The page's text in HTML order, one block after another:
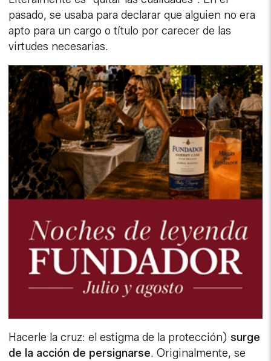
pasado, se usaba para declarar que alguien no era
apto para un cargo o título por carecer de las
virtudes necesarias.
Hacerle la cruz: el estigma de la protección) surge
de la acción de persignarse. Originalmente, se